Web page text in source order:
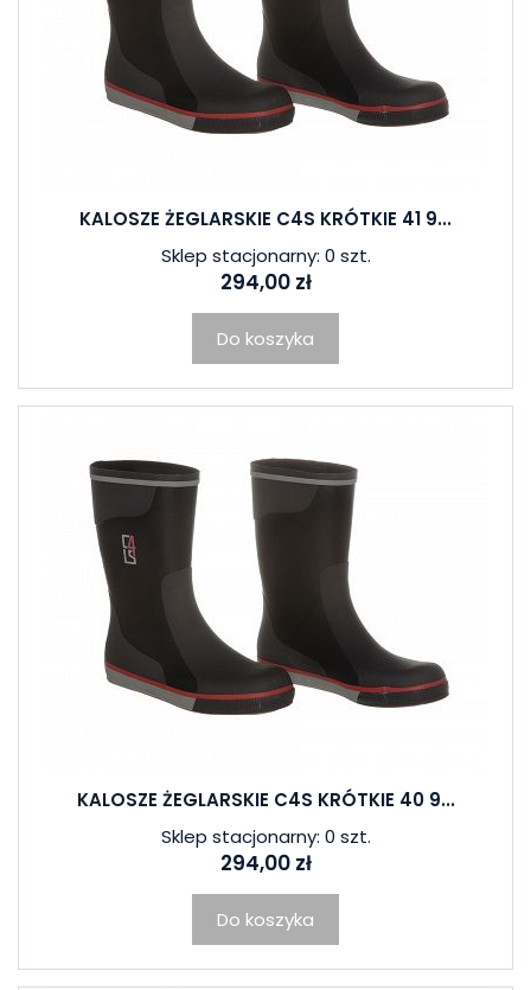
KALOSZE ŻEGLARSKIE C4S KRÓTKIE 41 9...
Sklep stacjonarny: 0 szt.
294,00 zł
Do koszyka
KALOSZE ŻEGLARSKIE C4S KRÓTKIE 40 9...
Sklep stacjonarny: 0 szt.
294,00 zł
Do koszyka